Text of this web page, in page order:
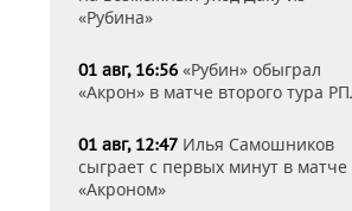
«Рубина»
01 авг, 16:56 «Рубин» обыграл
«Акрон» в матче второго тура
01 авг, 12:47 Илья Самошников
сыграет с первых минут в матче
«Акроном»